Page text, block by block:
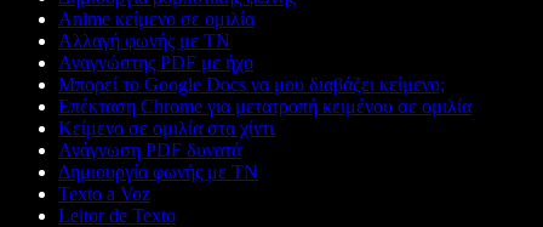
Anime κείμενο σε ομιλία
Αλλαγή φωνής με ΤΝ
Αναγνώστης PDF με ήχο
Μπορεί το Google Docs να μου διαβάζει κείμενο;
Επέκταση Chrome για μετατροπή κειμένου σε ομιλία
Κείμενο σε ομιλία στα χίντι
Ανάγνωση PDF δυνατά
Δημιουργία φωνής με ΤΝ
Texto a Voz
Leitor de Texto